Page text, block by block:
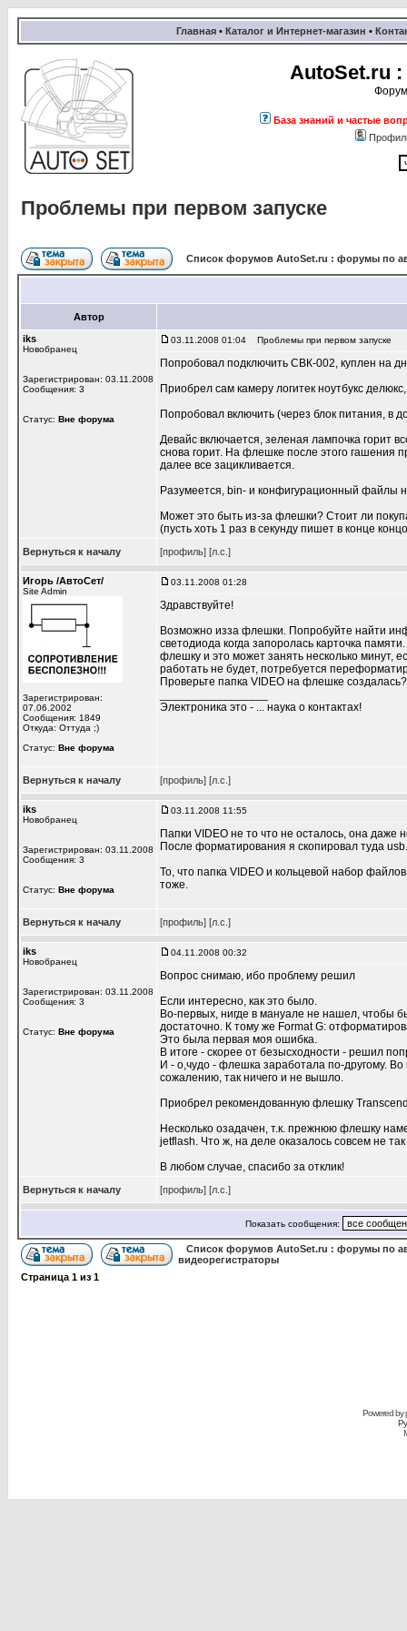
Главная • Каталог и Интернет-магазин •
AutoSet.ru
База знаний и частые
Проблемы при первом запуске
Список форумов AutoSet.ru : форумы по
Автор
iks
Новобранец
Зарегистрирован: 03.11.2008
Сообщения: 3
Статус: Вне форума
03.11.2008 01:04 Проблемы при первом запуске
Попробовал подключить СВК-002, куплен на
Приобрел сам камеру логитек ноутбукс
Попробовал включить (через блок питания, в
Девайс включается, зеленая лампочка горит
снова горит. На флешке после этого гашения
далее все зацикливается.
Разумеется, bin- и конфигурационный файлы
Может это быть из-за флешки? Стоит ли
(пусть хоть 1 раз в секунду пишет в конце
Вернуться к началу [профиль] [л.с.]
Игорь /АвтоСет/
Site Admin
Зарегистрирован:
07.06.2002
Сообщения: 1849
Откуда: Оттуда ;)
Статус: Вне форума
03.11.2008 01:28
Здравствуйте!
Возможно изза флешки. Попробуйте найти
светодиода когда запоролась карточка
флешку и это может занять несколько минут,
работать не будет, потребуется
Проверьте папка VIDEO на флешке создалась?
Электроника это - ... наука о контактах!
Вернуться к началу [профиль] [л.с.]
iks
Новобранец
Зарегистрирован: 03.11.2008
Сообщения: 3
Статус: Вне форума
03.11.2008 11:55
Папки VIDEO не то что не осталось, она даже
После форматирования я скопировал туда
То, что папка VIDEO и кольцевой набор
тоже.
Вернуться к началу [профиль] [л.с.]
iks
Новобранец
Зарегистрирован: 03.11.2008
Сообщения: 3
Статус: Вне форума
04.11.2008 00:32
Вопрос снимаю, ибо проблему решил
Если интересно, как это было.
Во-первых, нигде в мануале не нашел, чтобы
достаточно. К тому же Format G:
Это была первая моя ошибка.
В итоге - скорее от безысходности - решил
И - о,чудо - флешка заработала по-другому.
сожалению, так ничего и не вышло.
Приобрел рекомендованную флешку
Несколько озадачен, т.к. прежнюю флешку
jetflash. Что ж, на деле оказалось совсем не
В любом случае, спасибо за отклик!
Вернуться к началу [профиль] [л.с.]
Показать сообщения:
Список форумов AutoSet.ru : форумы по
видеорегистраторы
Страница 1 из 1
Powered by